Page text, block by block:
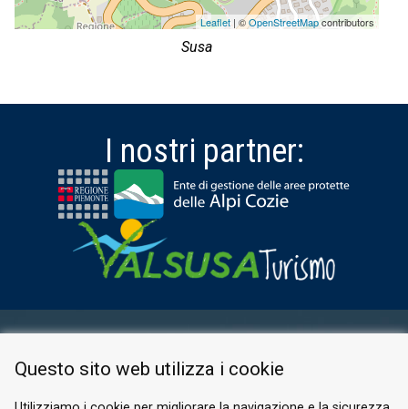
Leaflet| ©OpenStreetMapcontributors
Susa
I nostri partner:
PRIVACY POLICY
Questo sito web utilizza i cookie